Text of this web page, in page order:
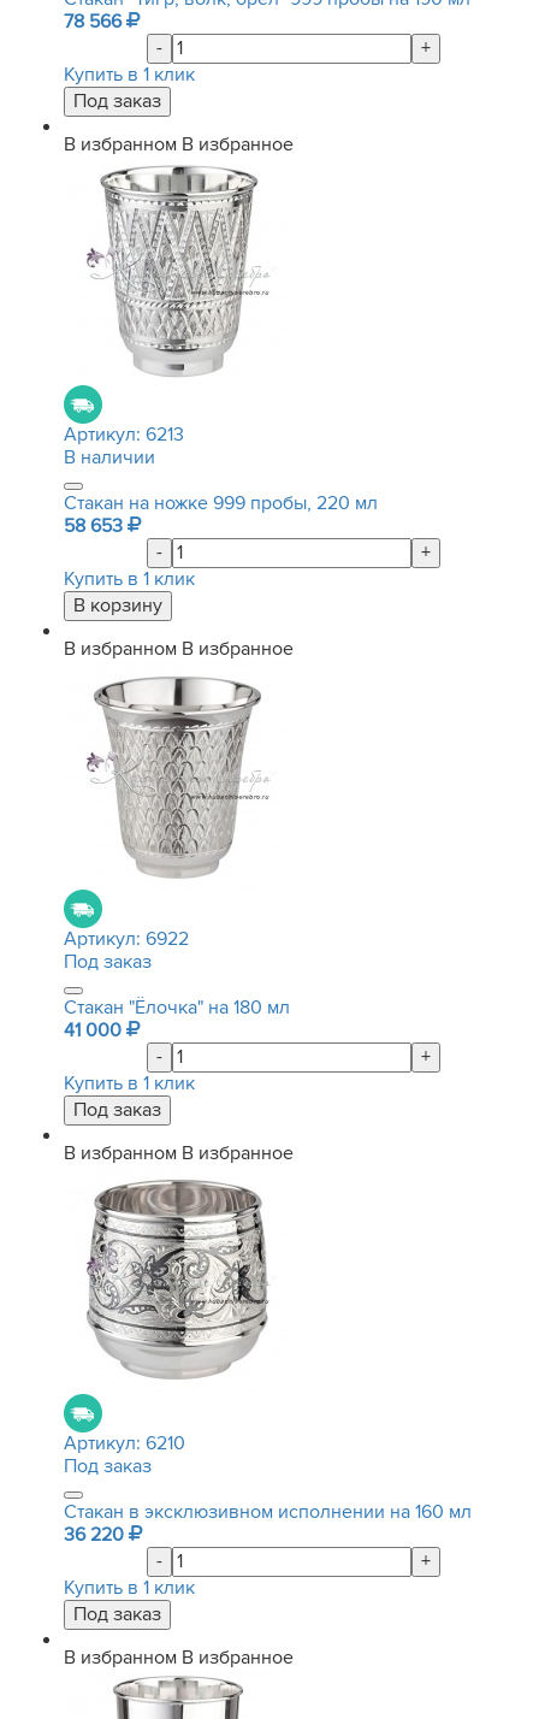
78 566
-
+
Купить в 1 клик
В избранном В избранное
Артикул: 6213
В наличии
Стакан на ножке 999 пробы, 220 мл
58 653
-
+
Купить в 1 клик
В избранном В избранное
Артикул: 6922
Под заказ
Стакан "Ёлочка" на 180 мл
41 000
-
+
Купить в 1 клик
В избранном В избранное
Артикул: 6210
Под заказ
Стакан в эксклюзивном исполнении на 160 мл
36 220
-
+
Купить в 1 клик
В избранном В избранное